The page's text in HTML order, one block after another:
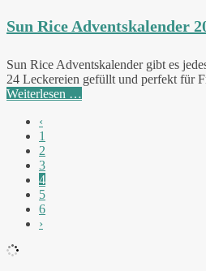
Sun Rice Adventskalender
Sun Rice Adventskalender gibt es
24 Leckereien gefüllt und perfekt für
Weiterlesen …
‹
1
2
3
4
5
6
›